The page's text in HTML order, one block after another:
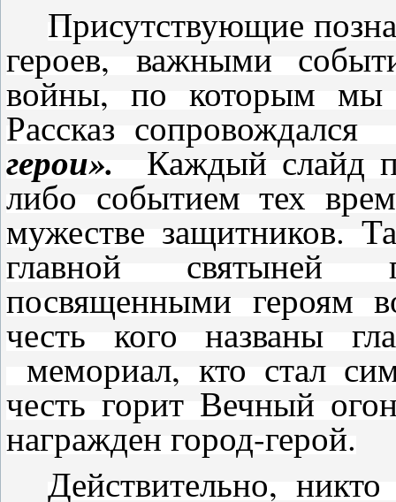
Присутствующие
героев, важными
войны, по которым мы
Рассказ
герои». Каждый слайд
либо событием тех
мужестве защитников.
главной святыней
посвященными героям
честь кого названы
мемориал, кто стал
честь горит Вечный
награжден город-герой.
Действительно,